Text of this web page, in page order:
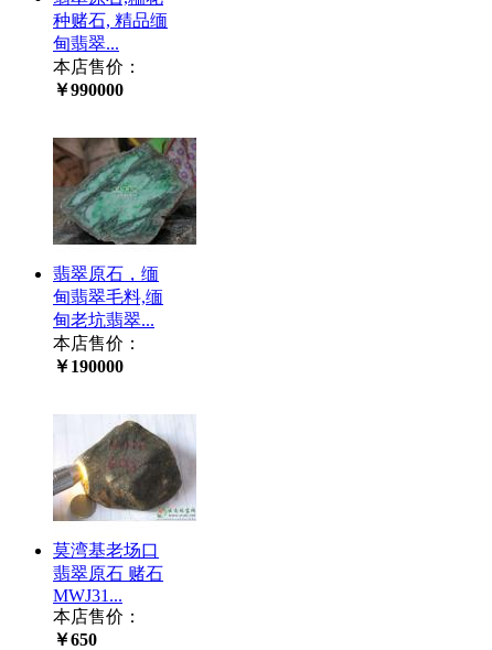
种赌石, 精品缅
甸翡翠...
本店售价：
￥990000
翡翠原石，缅
甸翡翠毛料,缅
甸老坑翡翠...
本店售价：
￥190000
莫湾基老场口
翡翠原石 赌石
MWJ31...
本店售价：
￥650